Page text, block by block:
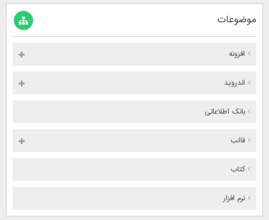
موضوعات
افزونه
اندروید
بانک اطلاعاتی
قالب
کتاب
نرم افزار